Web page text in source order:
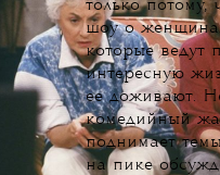
только потому,
шоу о
которые ведут
интересную
ее доживают.
комедийный
поднимает
на пике